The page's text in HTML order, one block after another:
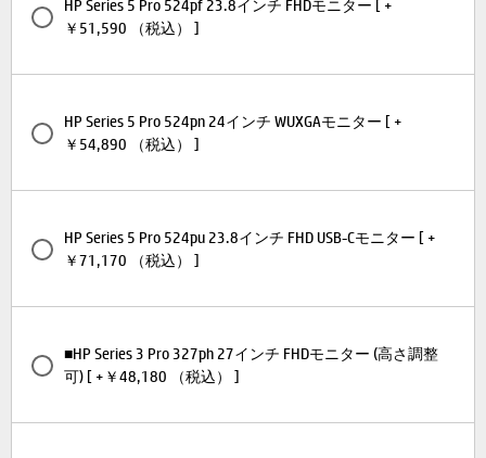
HP Series 5 Pro 524pf 23.8インチ FHDモニター [ +
￥51,590 （税込） ]
HP Series 5 Pro 524pn 24インチ WUXGAモニター [ +
￥54,890 （税込） ]
HP Series 5 Pro 524pu 23.8インチ FHD USB-Cモニター [ +
￥71,170 （税込） ]
■HP Series 3 Pro 327ph 27インチ FHDモニター (高さ調整
可) [ +￥48,180 （税込） ]